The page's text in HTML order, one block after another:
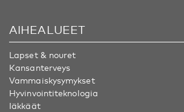
AIHEALUEET
Lapset & nouret
Kansanterveys
Vammaiskysymykset
Hyvinvointiteknologia
Iäkkäät